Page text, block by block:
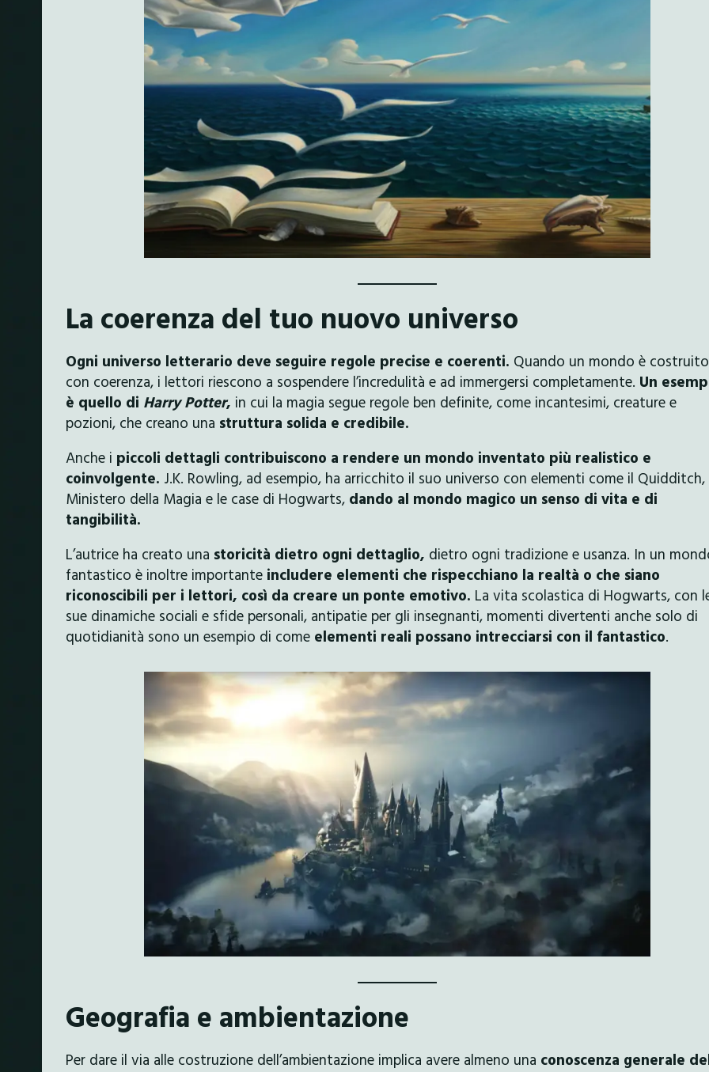
La coerenza del tuo nuovo universo
Ogni universo letterario deve seguire regole precise e coerenti. Quando un mondo è costruito
con coerenza, i lettori riescono a sospendere l’incredulità e ad immergersi completamente. Un
è quello di Harry Potter, in cui la magia segue regole ben definite, come incantesimi, creature e
pozioni, che creano una struttura solida e credibile.
Anche i piccoli dettagli contribuiscono a rendere un mondo inventato più realistico e
coinvolgente. J.K. Rowling, ad esempio, ha arricchito il suo universo con elementi come il Quidditch,
Ministero della Magia e le case di Hogwarts, dando al mondo magico un senso di vita e di
tangibilità.
L’autrice ha creato una storicità dietro ogni dettaglio, dietro ogni tradizione e usanza. In un
fantastico è inoltre importante includere elementi che rispecchiano la realtà o che siano
riconoscibili per i lettori, così da creare un ponte emotivo. La vita scolastica di Hogwarts, con
sue dinamiche sociali e sfide personali, antipatie per gli insegnanti, momenti divertenti anche solo di
quotidianità sono un esempio di come elementi reali possano intrecciarsi con il fantastico.
Geografia e ambientazione
Per dare il via alle costruzione dell’ambientazione implica avere almeno una conoscenza generale